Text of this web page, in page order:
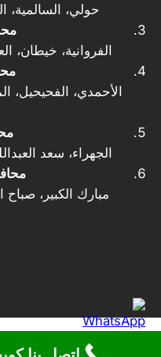
حولي، السالمية،
الفروانية، خيطان،
الأحمدي، الفحيحيل،
الجهراء، سعد
مبارك الكبير، صباح